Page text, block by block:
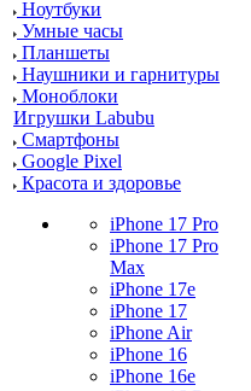
Ноутбуки
Умные часы
Планшеты
Наушники и гарнитуры
Моноблоки
Игрушки Labubu
Смартфоны
Google Pixel
Красота и здоровье
iPhone 17 Pro
iPhone 17 Pro
Max
iPhone 17e
iPhone 17
iPhone Air
iPhone 16
iPhone 16e